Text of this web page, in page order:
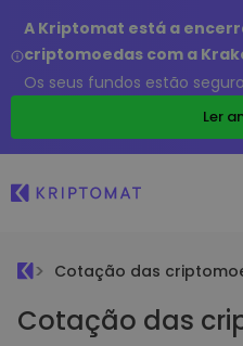
A Kriptomat está a
criptomoedas com a
Os seus fundos estão
Ler
Cotação das
Cotação das